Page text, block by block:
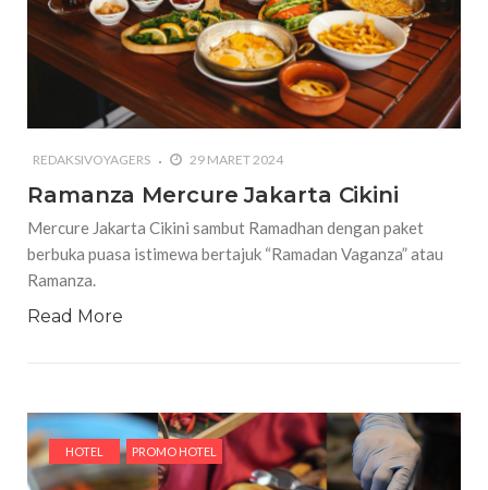
REDAKSIVOYAGERS 29 MARET 2024
Ramanza Mercure Jakarta Cikini
Mercure Jakarta Cikini sambut Ramadhan dengan paket
berbuka puasa istimewa bertajuk “Ramadan Vaganza” atau
Ramanza.
Read More
HOTEL PROMO HOTEL